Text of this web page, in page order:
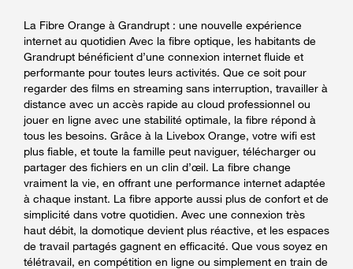
La Fibre Orange à Grandrupt : une nouvelle expérience
internet au quotidien Avec la fibre optique, les habitants de
Grandrupt bénéficient d’une connexion internet fluide et
performante pour toutes leurs activités. Que ce soit pour
regarder des films en streaming sans interruption, travailler à
distance avec un accès rapide au cloud professionnel ou
jouer en ligne avec une stabilité optimale, la fibre répond à
tous les besoins. Grâce à la Livebox Orange, votre wifi est
plus fiable, et toute la famille peut naviguer, télécharger ou
partager des fichiers en un clin d’œil. La fibre change
vraiment la vie, en offrant une performance internet adaptée
à chaque instant. La fibre apporte aussi plus de confort et de
simplicité dans votre quotidien. Avec une connexion très
haut débit, la domotique devient plus réactive, et les espaces
de travail partagés gagnent en efficacité. Que vous soyez en
télétravail, en compétition en ligne ou simplement en train de